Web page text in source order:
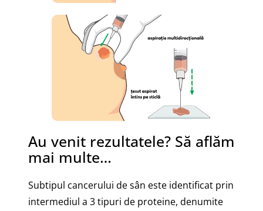
Au venit rezultatele? Să aflăm
mai multe…
Subtipul cancerului de sân este identificat prin
intermediul a 3 tipuri de proteine, denumite